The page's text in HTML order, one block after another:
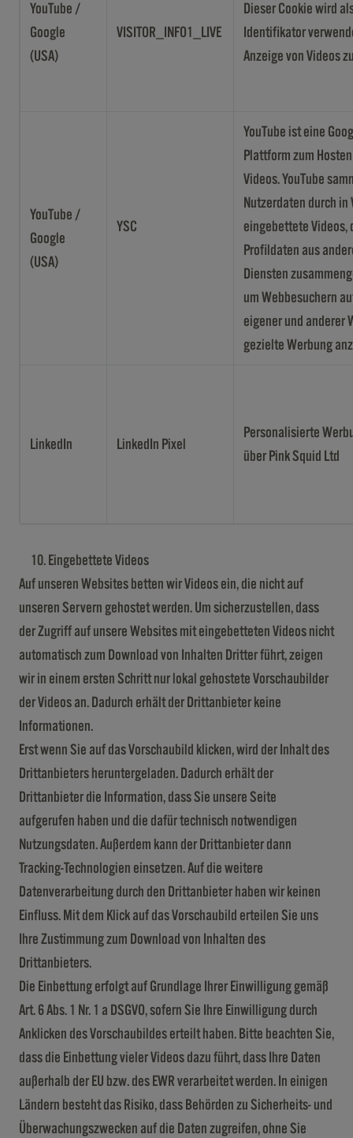
YouTube /
Google
(USA)
VISITOR_INFO1_LIVE
Dieser Cookie wird
Identifikator
Anzeige von Videos
YouTube /
Google
(USA)
YSC
YouTube ist eine
Plattform zum
Videos. YouTube
Nutzerdaten durch in
eingebettete Videos,
Profildaten aus
Diensten
um Webbesuchern
eigener und anderer
gezielte Werbung
LinkedIn LinkedIn Pixel
Personalisierte
über Pink Squid Ltd
Eingebettete Videos
Auf unseren Websites betten wir Videos ein, die nicht auf
unseren Servern gehostet werden. Um sicherzustellen, dass
der Zugriff auf unsere Websites mit eingebetteten Videos nicht
automatisch zum Download von Inhalten Dritter führt, zeigen
wir in einem ersten Schritt nur lokal gehostete Vorschaubilder
der Videos an. Dadurch erhält der Drittanbieter keine
Informationen.
Erst wenn Sie auf das Vorschaubild klicken, wird der Inhalt des
Drittanbieters heruntergeladen. Dadurch erhält der
Drittanbieter die Information, dass Sie unsere Seite
aufgerufen haben und die dafür technisch notwendigen
Nutzungsdaten. Außerdem kann der Drittanbieter dann
Tracking-Technologien einsetzen. Auf die weitere
Datenverarbeitung durch den Drittanbieter haben wir keinen
Einfluss. Mit dem Klick auf das Vorschaubild erteilen Sie uns
Ihre Zustimmung zum Download von Inhalten des
Drittanbieters.
Die Einbettung erfolgt auf Grundlage Ihrer Einwilligung gemäß
Art. 6 Abs. 1 Nr. 1 a DSGVO, sofern Sie Ihre Einwilligung durch
Anklicken des Vorschaubildes erteilt haben. Bitte beachten Sie,
dass die Einbettung vieler Videos dazu führt, dass Ihre Daten
außerhalb der EU bzw. des EWR verarbeitet werden. In einigen
Ländern besteht das Risiko, dass Behörden zu Sicherheits- und
Überwachungszwecken auf die Daten zugreifen, ohne Sie